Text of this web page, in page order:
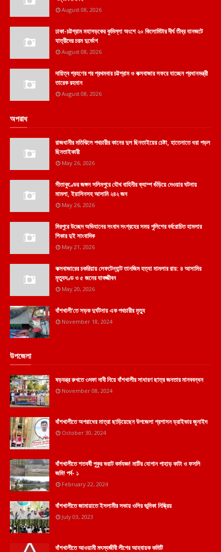
August 08, 2026
ঢাকা-চট্টগ্রাম মহাসড়কের কুমিল্লা অংশে ২০ কিলোমিটার দীর্ঘ তীব্র যানজটে
যাত্রীদের চরম দুর্ভোগ
August 08, 2026
দায়িত্ব গ্রহণের পর প্রথমবার চট্টগ্রাম ও কক্সবাজার সফরে যাচ্ছেন প্রধানমন্ত্রী
তারেক রহমান
August 08, 2026
অপরাধ
রাজধানীর মতিঝিলে পথচারীর কানের দুল ছিনতাইয়ের চেষ্টা, হাতেনাতে ধরা পড়ল
ছিনতাইকারী
May 26, 2026
সীতাকুণ্ডের জঙ্গল সলিমপুরে যৌথ বাহিনীর ক্যাম্প গুঁড়িয়ে দেওয়ার ঘটনায়
মামলা, ইয়াসিনসহ আসামি ২৪২ জন
May 26, 2026
মিরপুরে উচ্ছেদ অভিযানের সংবাদ সংগ্রহের সময় পুলিশের বর্বরোচিত হামলার
শিকার দুই সাংবাদিক
May 21, 2026
কক্সবাজারের চকরিয়ায় লেফটেন্যান্ট তানজিম হত্যা মামলার রায়: ৪ আসামির
মৃত্যুদণ্ড ও ৫ জনের যাবজ্জীবন
May 20, 2026
বাঁশখালী'তে সড়ক দুর্ঘটনায় এক পথচারীর মৃত্যু
November 18, 2024
উপজেলা
ষড়যন্ত্র রুখতে ৩দফা দাবী নিয়ে বাঁশখালীর সাধারণ ছাত্র জনতার মানববন্ধন
November 08, 2024
বাঁশখালীতে অপরাধের মাত্রা ছাড়িয়েছেন উপজেলা প্রশাসন ড্রাইভার জুনাইদ
October 30, 2024
বাঁশখালীতে শতবর্ষী পুকুর ভরাট কর্মযজ্ঞ! মাটির যোগান পাহাড় কাটা ও ফসলি
জমি! পর্ব- ১
February 22, 2024
বাঁশখালীতে জামায়াতে ইসলামীর সভায় ওসির ভূমিকা নিষ্ক্রিয়
July 03, 2023
বাঁশখালীতে আওয়ামী মৎস্যজীবী লীগের আহবায়ক কমিটি